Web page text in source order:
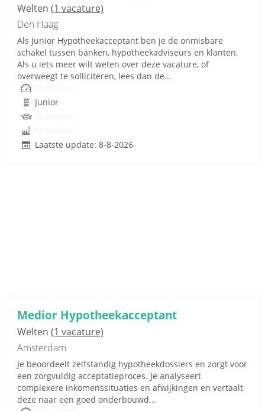
Welten (1 vacature)
Den Haag
Als Junior Hypotheekacceptant ben je de onmisbare
schakel tussen banken, hypotheekadviseurs en klanten.
Als u iets meer wilt weten over deze vacature, of
overweegt te solliciteren, lees dan de...
Junior
Laatste update: 8-8-2026
Medior Hypotheekacceptant
Welten (1 vacature)
Amsterdam
Je beoordeelt zelfstandig hypotheekdossiers en zorgt voor
een zorgvuldig acceptatieproces. Je analyseert
complexere inkomenssituaties en afwijkingen en vertaalt
deze naar een goed onderbouwd...